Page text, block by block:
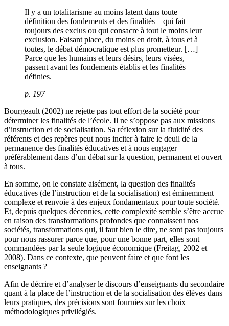
Il y a un totalitarisme au moins latent dans toute
définition des fondements et des finalités – qui fait
toujours des exclus ou qui consacre à tout le moins leur
exclusion. Faisant place, du moins en droit, à tous et à
toutes, le débat démocratique est plus prometteur. […]
Parce que les humains et leurs désirs, leurs visées,
passent avant les fondements établis et les finalités
définies.
p. 197
Bourgeault (2002) ne rejette pas tout effort de la société pour
déterminer les finalités de l’école. Il ne s’oppose pas aux missions
d’instruction et de socialisation. Sa réflexion sur la fluidité des
référents et des repères peut nous inciter à faire le deuil de la
permanence des finalités éducatives et à nous engager
préférablement dans d’un débat sur la question, permanent et ouvert
à tous.
En somme, on le constate aisément, la question des finalités
éducatives (de l’instruction et de la socialisation) est éminemment
complexe et renvoie à des enjeux fondamentaux pour toute société.
Et, depuis quelques décennies, cette complexité semble s’être accrue
en raison des transformations profondes que connaissent nos
sociétés, transformations qui, il faut bien le dire, ne sont pas toujours
pour nous rassurer parce que, pour une bonne part, elles sont
commandées par la seule logique économique (Freitag, 2002 et
2008). Dans ce contexte, que peuvent faire et que font les
enseignants ?
Afin de décrire et d’analyser le discours d’enseignants du secondaire
quant à la place de l’instruction et de la socialisation des élèves dans
leurs pratiques, des précisions sont fournies sur les choix
méthodologiques privilégiés.